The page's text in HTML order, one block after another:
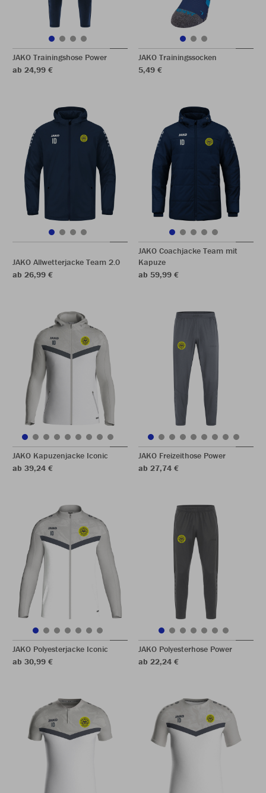
JAKO Trainingshose Power
ab 24,99 €
JAKO Trainingssocken
5,49 €
JAKO Allwetterjacke Team 2.0
ab 26,99 €
JAKO Coachjacke Team mit
Kapuze
ab 59,99 €
JAKO Kapuzenjacke Iconic
ab 39,24 €
JAKO Freizeithose Power
ab 27,74 €
JAKO Polyesterjacke Iconic
ab 30,99 €
JAKO Polyesterhose Power
ab 22,24 €